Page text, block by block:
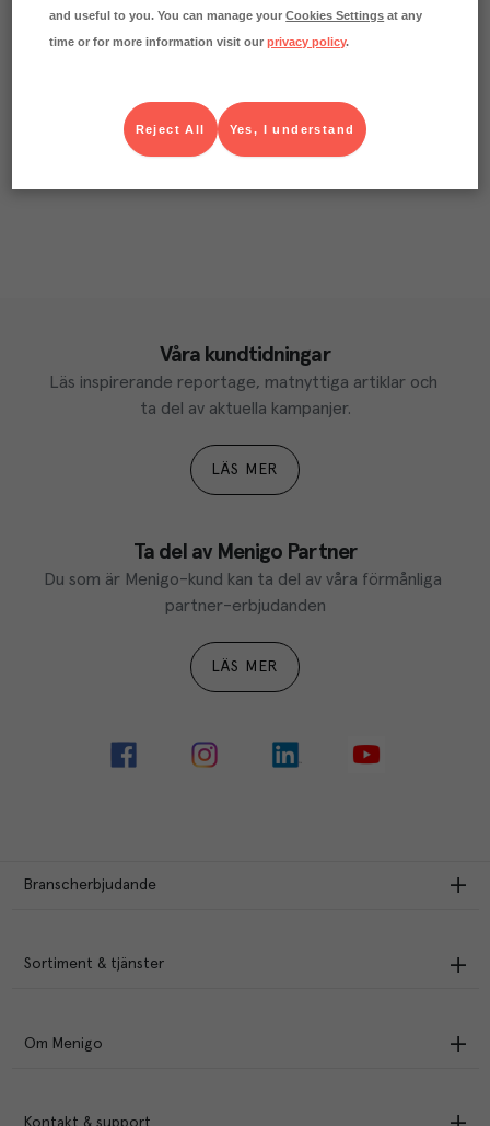
Våra kundtidningar
Läs inspirerande reportage, matnyttiga artiklar och
ta del av aktuella kampanjer.
LÄS MER
Ta del av Menigo Partner
Du som är Menigo-kund kan ta del av våra förmånliga
partner-erbjudanden
LÄS MER
Branscherbjudande
Sortiment & tjänster
Om Menigo
Kontakt & support
and useful to you. You can manage yourCookies Settings at any
time or for more information visit ourprivacy policy.
Yes, I understand
Reject All